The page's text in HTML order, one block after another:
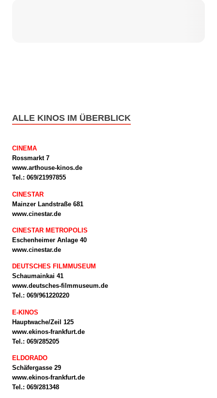
ALLE KINOS IM ÜBERBLICK
CINEMA
Rossmarkt 7
www.arthouse-kinos.de
Tel.: 069/21997855
CINESTAR
Mainzer Landstraße 681
www.cinestar.de
CINESTAR METROPOLIS
Eschenheimer Anlage 40
www.cinestar.de
DEUTSCHES FILMMUSEUM
Schaumainkai 41
www.deutsches-filmmuseum.de
Tel.: 069/961220220
E-KINOS
Hauptwache/Zeil 125
www.ekinos-frankfurt.de
Tel.: 069/285205
ELDORADO
Schäfergasse 29
www.ekinos-frankfurt.de
Tel.: 069/281348